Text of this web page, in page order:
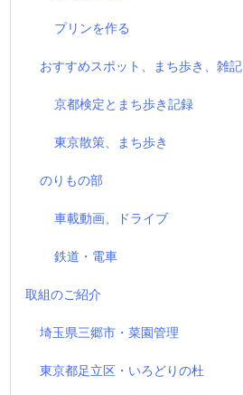
プリンを作る
おすすめスポット、まち歩き、雑記
京都検定とまち歩き記録
東京散策、まち歩き
のりもの部
車載動画、ドライブ
鉄道・電車
取組のご紹介
埼玉県三郷市・菜園管理
東京都足立区・いろどりの杜